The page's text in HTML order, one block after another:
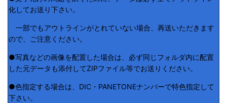
化してお送り下さい。
一部でもアウトラインがとれていない場合、再送いただきます
ので、ご注意ください。
●写真などの画像を配置した場合は、必ず同じフォルダ内に配置
した元データも添付してZIPファイル等でお送りください。
●色指定する場合は、DIC・PANETONEナンバーで特色指定して
下さい。